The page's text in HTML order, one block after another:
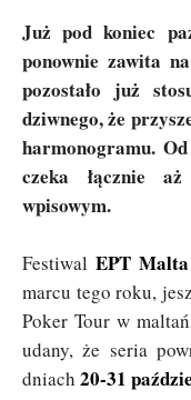
Już pod koniec
ponownie zawita
pozostało już
dziwnego, że
harmonogramu.
czeka łącznie
wpisowym.
Festiwal EPT Malta
marcu tego roku,
Poker Tour w
udany, że seria
dniach 20-31